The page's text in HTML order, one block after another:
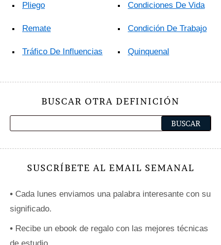
Pliego
Remate
Tráfico De Influencias
Condiciones De Vida
Condición De Trabajo
Quinquenal
BUSCAR OTRA DEFINICIÓN
SUSCRÍBETE AL EMAIL SEMANAL
• Cada lunes enviamos una palabra interesante con su
significado.
• Recibe un ebook de regalo con las mejores técnicas